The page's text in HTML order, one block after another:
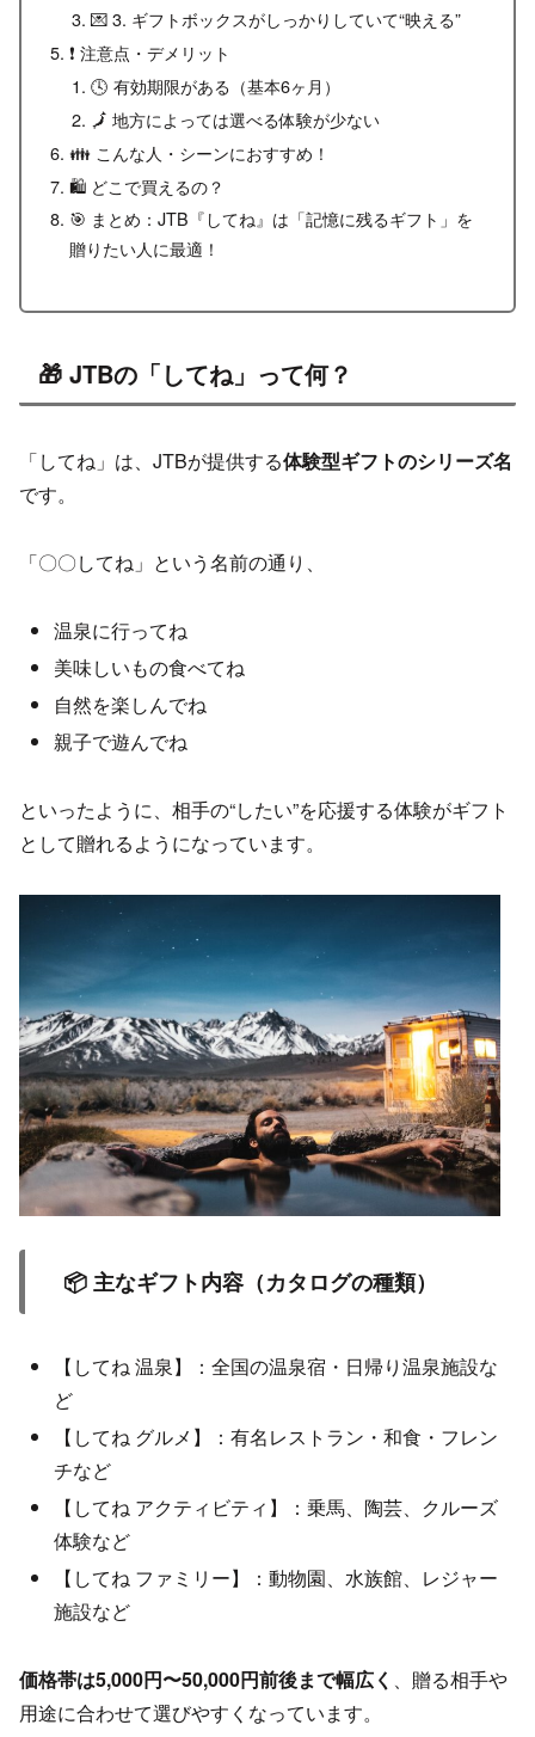
💌 3. ギフトボックスがしっかりしていて“映える”
❗ 注意点・デメリット
🕓 有効期限がある（基本6ヶ月）
🗾 地方によっては選べる体験が少ない
👪 こんな人・シーンにおすすめ！
🛍 どこで買えるの？
🎯 まとめ：JTB『してね』は「記憶に残るギフト」を
贈りたい人に最適！
🎁 JTBの「してね」って何？
「してね」は、JTBが提供する体験型ギフトのシリーズ名
です。
「〇〇してね」という名前の通り、
温泉に行ってね
美味しいもの食べてね
自然を楽しんでね
親子で遊んでね
といったように、相手の“したい”を応援する体験がギフト
として贈れるようになっています。
📦 主なギフト内容（カタログの種類）
【してね 温泉】：全国の温泉宿・日帰り温泉施設な
ど
【してね グルメ】：有名レストラン・和食・フレン
チなど
【してね アクティビティ】：乗馬、陶芸、クルーズ
体験など
【してね ファミリー】：動物園、水族館、レジャー
施設など
価格帯は5,000円〜50,000円前後まで幅広く 、贈る相手や
用途に合わせて選びやすくなっています。